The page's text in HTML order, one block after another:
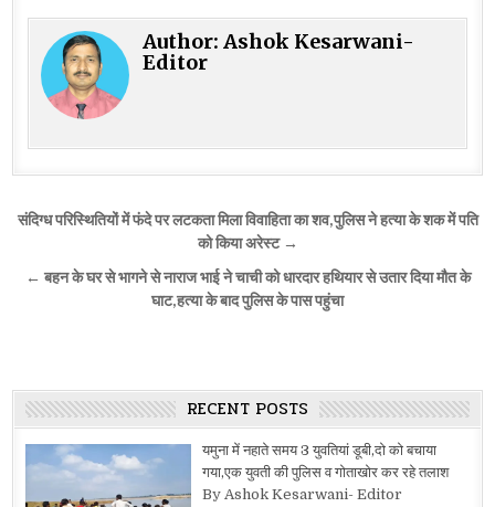
Author:Ashok Kesarwani-
Editor
Post
संदिग्ध परिस्थितियों में फंदे पर लटकता मिला विवाहिता का शव,पुलिस ने हत्या के शक में पति
को किया अरेस्ट →
← बहन के घर से भागने से नाराज भाई ने चाची को धारदार हथियार से उतार दिया मौत के
घाट,हत्या के बाद पुलिस के पास पहुंचा
RECENT POSTS
यमुना में नहाते समय 3 युवतियां डूबी,दो को बचाया
गया,एक युवती की पुलिस व गोताखोर कर रहे तलाश
By Ashok Kesarwani- Editor